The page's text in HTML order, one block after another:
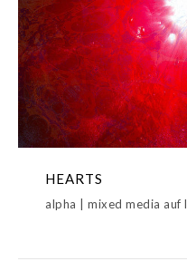
HEARTS
alpha | mixed media